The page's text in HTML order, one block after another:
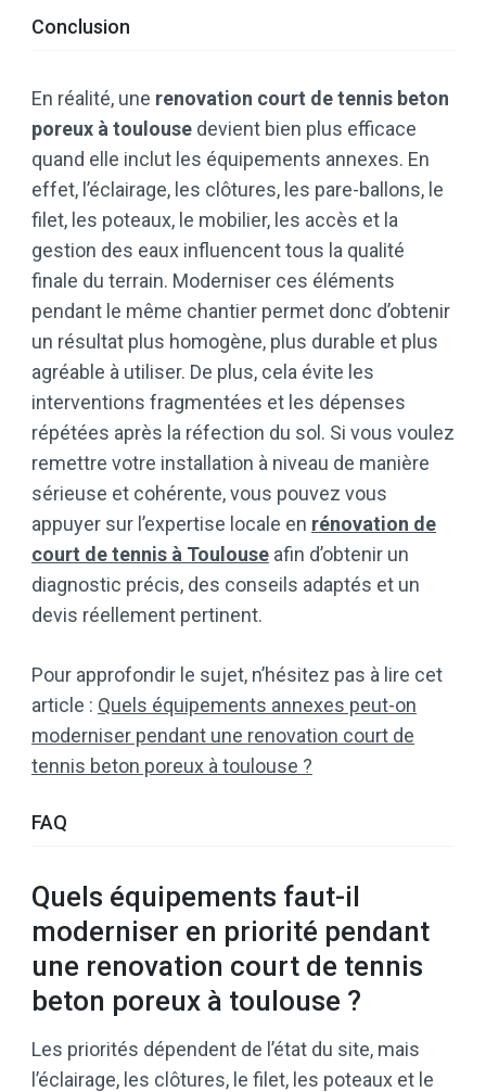
Conclusion
En réalité, une renovation court de tennis beton
poreux à toulouse devient bien plus efficace
quand elle inclut les équipements annexes. En
effet, l’éclairage, les clôtures, les pare-ballons, le
filet, les poteaux, le mobilier, les accès et la
gestion des eaux influencent tous la qualité
finale du terrain. Moderniser ces éléments
pendant le même chantier permet donc d’obtenir
un résultat plus homogène, plus durable et plus
agréable à utiliser. De plus, cela évite les
interventions fragmentées et les dépenses
répétées après la réfection du sol. Si vous voulez
remettre votre installation à niveau de manière
sérieuse et cohérente, vous pouvez vous
appuyer sur l’expertise locale en rénovation de
court de tennis à Toulouse afin d’obtenir un
diagnostic précis, des conseils adaptés et un
devis réellement pertinent.
Pour approfondir le sujet, n’hésitez pas à lire cet
article : Quels équipements annexes peut-on
moderniser pendant une renovation court de
tennis beton poreux à toulouse ?
FAQ
Quels équipements faut-il
moderniser en priorité pendant
une renovation court de tennis
beton poreux à toulouse ?
Les priorités dépendent de l’état du site, mais
l’éclairage, les clôtures, le filet, les poteaux et le